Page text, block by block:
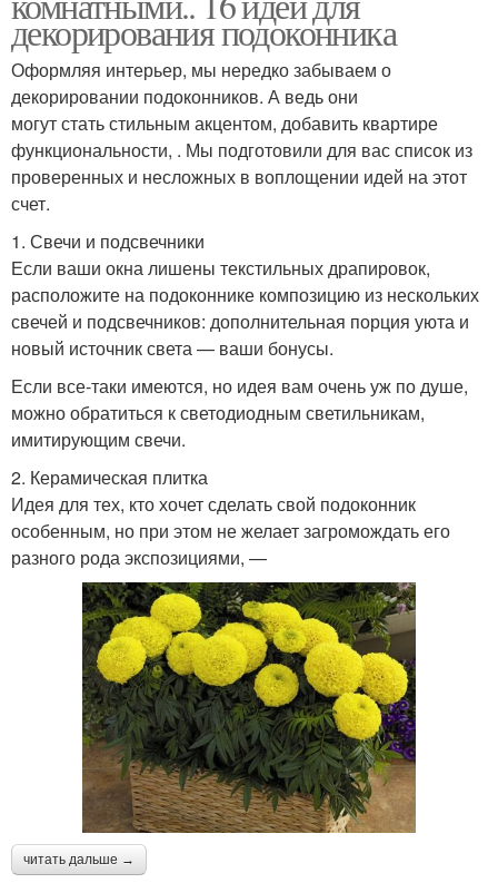
декорирования подоконника
Оформляя интерьер, мы нередко забываем о
декорировании подоконников. А ведь они
могут стать стильным акцентом, добавить квартире
функциональности, . Мы подготовили для вас список из
проверенных и несложных в воплощении идей на этот
счет.
1. Свечи и подсвечники
Если ваши окна лишены текстильных драпировок,
расположите на подоконнике композицию из нескольких
свечей и подсвечников: дополнительная порция уюта и
новый источник света — ваши бонусы.
Если все-таки имеются, но идея вам очень уж по душе,
можно обратиться к светодиодным светильникам,
имитирующим свечи.
2. Керамическая плитка
Идея для тех, кто хочет сделать свой подоконник
особенным, но при этом не желает загромождать его
разного рода экспозициями, —
читать дальше →